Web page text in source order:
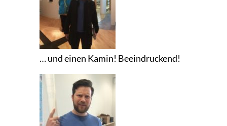
… und einen Kamin! Beeindruckend!